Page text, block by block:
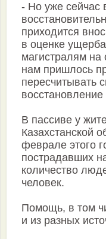
- Но уже сейчас
приходится
в оценке
магистралям
нам пришлось
пересчитывать
В пассиве у
Казахстанской
феврале этого
пострадавших
количество
человек.
Помощь, в том
и из разных